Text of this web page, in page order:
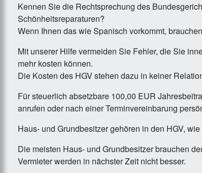
Kennen Sie die Rechtsprechung des
Schönheitsreparaturen?
Wenn Ihnen das wie Spanisch vorkommt,
Mit unserer Hilfe vermeiden Sie Fehler, die Sie
mehr kosten können.
Die Kosten des HGV stehen dazu in keiner
Für steuerlich absetzbare 100,00 EUR
anrufen oder nach einer Terminvereinbarung
Haus- und Grundbesitzer gehören in den HGV,
Die meisten Haus- und Grundbesitzer brauchen
Vermieter werden in nächster Zeit nicht besser.